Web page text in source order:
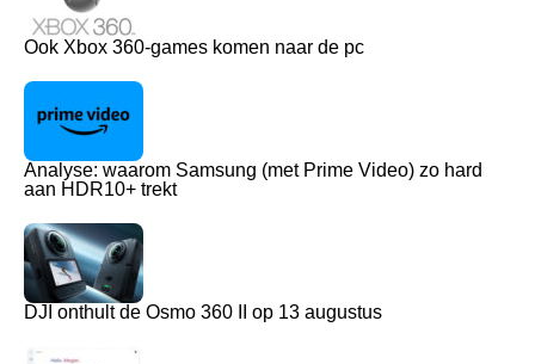
Ook Xbox 360-games komen naar de pc
Analyse: waarom Samsung (met Prime Video) zo hard
aan HDR10+ trekt
DJI onthult de Osmo 360 II op 13 augustus